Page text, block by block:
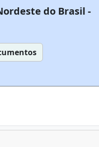
do Brasil -